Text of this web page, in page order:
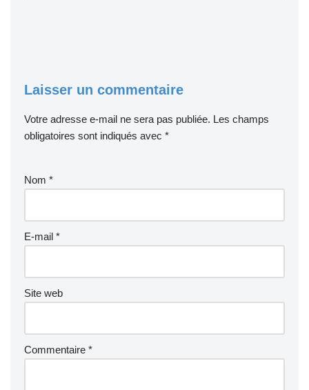
Laisser un commentaire
Votre adresse e-mail ne sera pas publiée. Les champs
obligatoires sont indiqués avec *
Nom *
E-mail *
Site web
Commentaire *